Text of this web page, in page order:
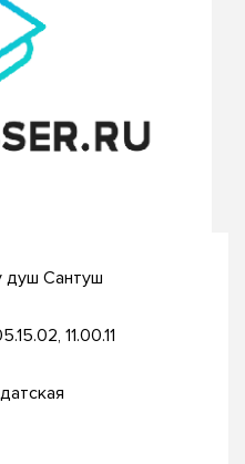
душ Сантуш
11.00.11